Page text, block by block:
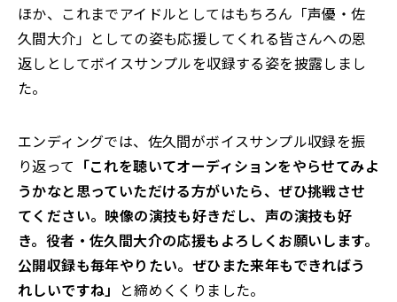
ほか、これまでアイドルとしてはもちろん「声優・佐
久間大介」としての姿も応援してくれる皆さんへの恩
返しとしてボイスサンプルを収録する姿を披露しまし
た。
エンディングでは、佐久間がボイスサンプル収録を振
り返って 「これを聴いてオーディションをやらせてみよ
うかなと思っていただける方がいたら、ぜひ挑戦させ
てください。映像の演技も好きだし、声の演技も好
き。役者・佐久間大介の応援もよろしくお願いします。
公開収録も毎年やりたい。ぜひまた来年もできればう
れしいですね」 と締めくくりました。